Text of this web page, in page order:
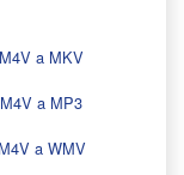
M4V a MKV
M4V a MP3
M4V a WMV